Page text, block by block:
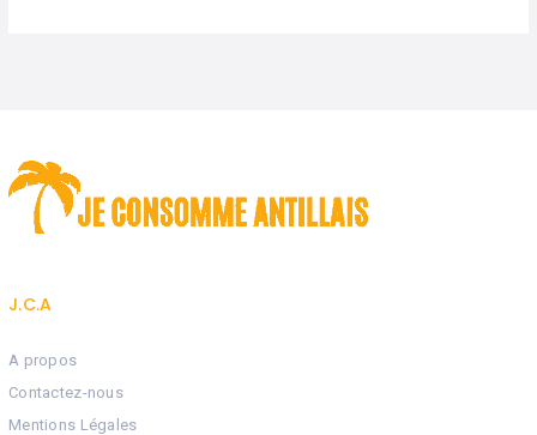
J.C.A
A propos
Contactez-nous
Mentions Légales